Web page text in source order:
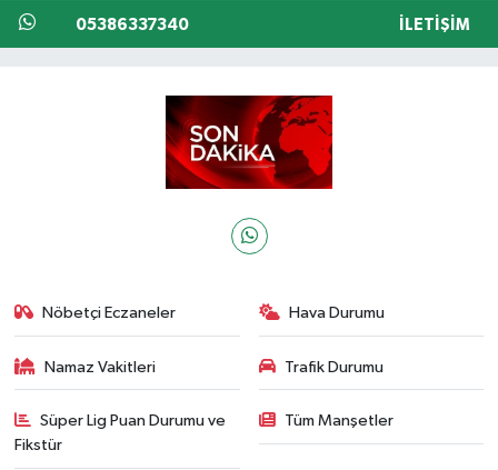
05386337340 İLETIŞIM
Nöbetçi Eczaneler Hava Durumu
Namaz Vakitleri Trafik Durumu
Süper Lig Puan Durumu ve
Fikstür
Tüm Manşetler